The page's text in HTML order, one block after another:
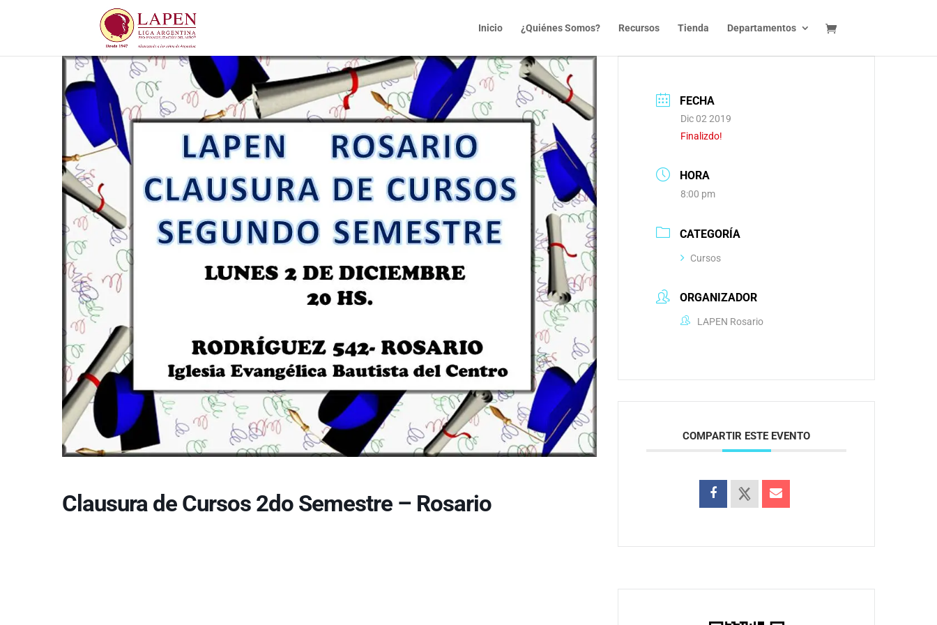
Inicio ¿Quiénes Somos? Recursos Tienda Departamentos
Clausura de Cursos 2do Semestre – Rosario
FECHA
Dic 02 2019
Finalizdo!
HORA
8:00 pm
CATEGORÍA
Cursos
ORGANIZADOR
LAPEN Rosario
COMPARTIR ESTE EVENTO